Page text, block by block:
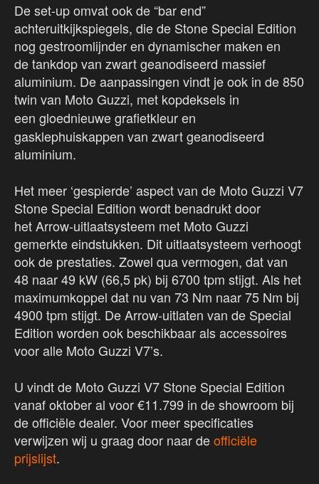
De set-up omvat ook de “bar end”
achteruitkijkspiegels, die de Stone Special Edition
nog gestroomlijnder en dynamischer maken en
de tankdop van zwart geanodiseerd massief
aluminium. De aanpassingen vindt je ook in de 850
twin van Moto Guzzi, met kopdeksels in
een gloednieuwegrafietkleur en
gasklephuiskappen van zwart geanodiseerd
aluminium.
Het meer ‘gespierde’ aspect van de Moto Guzzi V7
Stone Special Edition wordt benadrukt door
het Arrow-uitlaatsysteem met Moto Guzzi
gemerkte eindstukken. Dit uitlaatsysteem verhoogt
ook de prestaties. Zowel qua vermogen, dat van
48 naar 49 kW (66,5 pk) bij 6700 tpm stijgt. Als het
maximumkoppel dat nu van 73 Nm naar 75 Nm bij
4900 tpm stijgt. De Arrow-uitlaten van de Special
Edition worden ook beschikbaar als accessoires
voor alle Moto Guzzi V7’s.
U vindt de Moto Guzzi V7 Stone Special Edition
vanaf oktober al voor €11.799 in de showroom bij
de officiële dealer. Voor meer specificaties
verwijzen wij u graag door naar deofficiële
prijslijst.